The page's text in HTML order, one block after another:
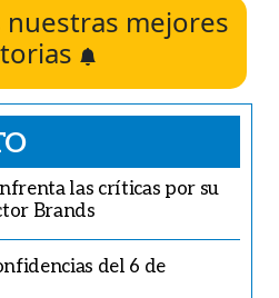
mejores
las críticas por su
Brands
del 6 de